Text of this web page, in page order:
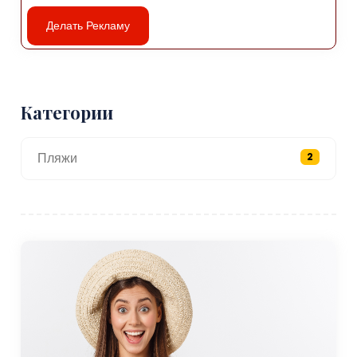
воздухе
Прибрежное расположение Килимли предлагает
популярных туристических местах, что делает их
просто отдыха у воды. В теплые месяцы воды Черного
местных жителей, так и среди гостей. Рыбаки города
часто отправляются в море рано утром, и посетители
могут либо присоединиться к рыболовному туру, либо
порыбачить с берега. Черное море известно обильными
запасами рыбы, в том числе анчоусов, морского окуня и
скумбрии, что делает его привлекательным местом для
Делать Рекламу
Категории
Пляжи 2